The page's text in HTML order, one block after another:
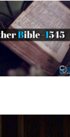
October